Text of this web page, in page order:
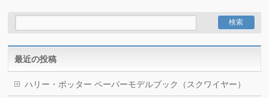
最近の投稿
ハリー・ポッター ペーパーモデルブック（スクワイヤー）